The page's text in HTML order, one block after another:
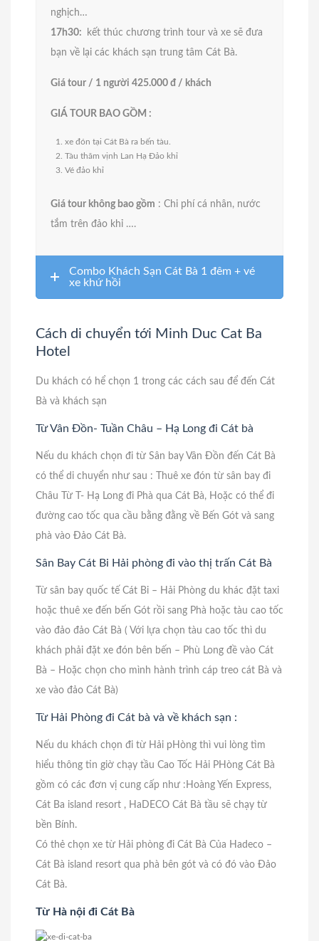
nghịch…
17h30:
kết thúc chương trình tour và xe sẽ đưa
bạn về lại các khách sạn trung tâm Cát Bà.
Giá tour / 1 người 425.000 đ / khách
GIÁ TOUR BAO GỒM :
xe đón tại Cát Bà ra bến tàu.
Tàu thăm vịnh Lan Hạ Đảo khỉ
Vé đảo khỉ
Giá tour không bao gồm : Chi phí cá nhân, nước
tắm trên đảo khỉ ….
Combo Khách Sạn Cát Bà 1 đêm + vé
xe khứ hồi
Cách di chuyển tới Minh Duc Cat Ba
Hotel
Du khách có hể chọn 1 trong các cách sau để đến Cát
Bà và khách sạn
Từ Vân Đồn- Tuần Châu – Hạ Long đi Cát bà
Nếu du khách chọn đi từ Sân bay Vân Đồn đến Cát Bà
có thể di chuyển như sau : Thuê xe đón từ sân bay đi
Châu Từ T- Hạ Long đi Phà qua Cát Bà, Hoặc có thể đi
đường cao tốc qua cầu bằng đằng về Bến Gót và sang
phà vào Đảo Cát Bà.
Sân Bay Cát Bi Hải phòng đi vào thị trấn Cát Bà
Từ sân bay quốc tế Cát Bi – Hải Phòng du khác đặt taxi
hoặc thuê xe đến bến Gót rồi sang Phà hoặc tàu cao tốc
vào đảo đảo Cát Bà ( Với lựa chọn tàu cao tốc thì du
khách phải đặt xe đón bên bến – Phù Long đề vào Cát
Bà – Hoặc chọn cho mình hành trình cáp treo cát Bà và
xe vào đảo Cát Bà)
Từ Hải Phòng đi Cát bà và về khách sạn :
Nếu du khách chọn đi từ Hải pHòng thì vui lòng tìm
hiểu thông tin giờ chạy tầu Cao Tốc Hải PHòng Cát Bà
gồm có các đơn vị cung cấp như :Hoàng Yến Express,
Cát Ba island resort , HaDECO Cát Bà tầu sẽ chạy từ
bền Bính.
Có thẻ chọn xe từ Hải phòng đi Cát Bà Của Hadeco –
Cát Bà island resort qua phà bên gót và có đó vào Đảo
Cát Bà.
Từ Hà nội đi Cát Bà